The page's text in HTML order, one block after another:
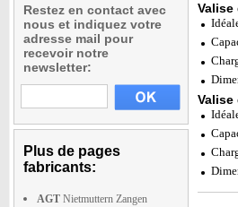
Restez en contact avec
nous et indiquez votre
adresse mail pour
recevoir notre
newsletter:
Plus de pages
fabricants:
AGT Nietmuttern Zangen
Valise
Valise